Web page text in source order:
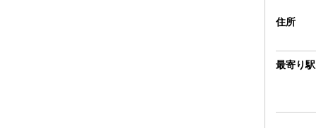
住所
最寄り駅